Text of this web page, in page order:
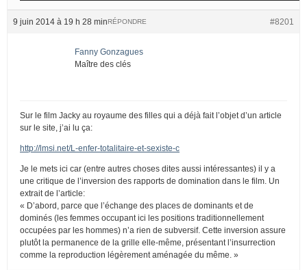
9 juin 2014 à 19 h 28 min #8201
RÉPONDRE
Fanny Gonzagues
Maître des clés
Sur le film Jacky au royaume des filles qui a déjà fait l’objet d’un article
sur le site, j’ai lu ça:
http://lmsi.net/L-enfer-totalitaire-et-sexiste-c
Je le mets ici car (entre autres choses dites aussi intéressantes) il y a
une critique de l’inversion des rapports de domination dans le film. Un
extrait de l’article:
« D’abord, parce que l’échange des places de dominants et de
dominés (les femmes occupant ici les positions traditionnellement
occupées par les hommes) n’a rien de subversif. Cette inversion assure
plutôt la permanence de la grille elle-même, présentant l’insurrection
comme la reproduction légèrement aménagée du même. »